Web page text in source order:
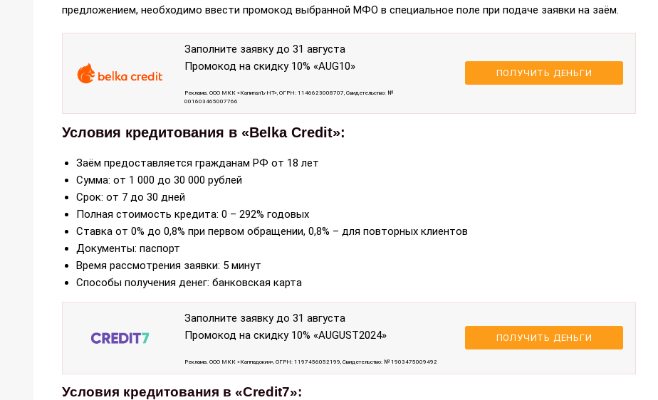
предложением, необходимо ввести промокод выбранной МФО в специальное поле при подаче заявки на заём.
Заполните заявку до 31 августа
Промокод на скидку 10% «AUG10»
Реклама. ООО МКК «КапиталЪ-НТ», ОГРН: 1146623008707, Свидетельство: №
001603465007766
ПОЛУЧИТЬ ДЕНЬГИ
Условия кредитования в «Belka Credit»:
Заём предоставляется гражданам РФ от 18 лет
Сумма: от 1 000 до 30 000 рублей
Срок: от 7 до 30 дней
Полная стоимость кредита: 0 – 292% годовых
Ставка от 0% до 0,8% при первом обращении, 0,8% – для повторных клиентов
Документы: паспорт
Время рассмотрения заявки: 5 минут
Способы получения денег: банковская карта
Заполните заявку до 31 августа
Промокод на скидку 10% «AUGUST2024»
Реклама. ООО МКК «Каппадокия», ОГРН: 1197456052199, Свидетельство: № 1903475009492
ПОЛУЧИТЬ ДЕНЬГИ
Условия кредитования в «Credit7»: